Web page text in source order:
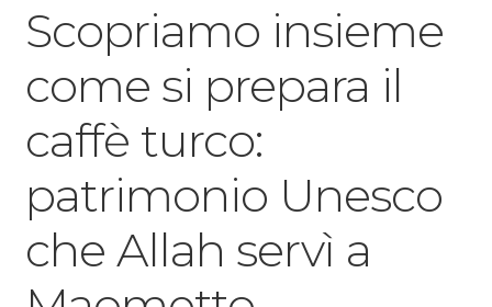
Scopriamo insieme
come si prepara il
caffè turco:
patrimonio Unesco
che Allah servì a